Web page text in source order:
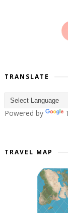
TRANSLATE
Powered by
TRAVEL MAP